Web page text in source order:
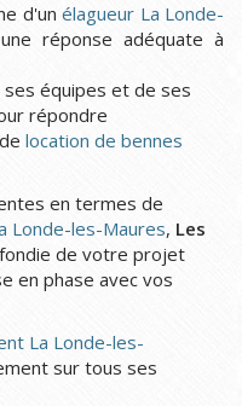
d'un élagueur La Londe-
réponse adéquate à
ses équipes et de ses
répondre
location de bennes
en termes de
Londe-les-Maures, Les
de votre projet
en phase avec vos
La Londe-les-
sur tous ses